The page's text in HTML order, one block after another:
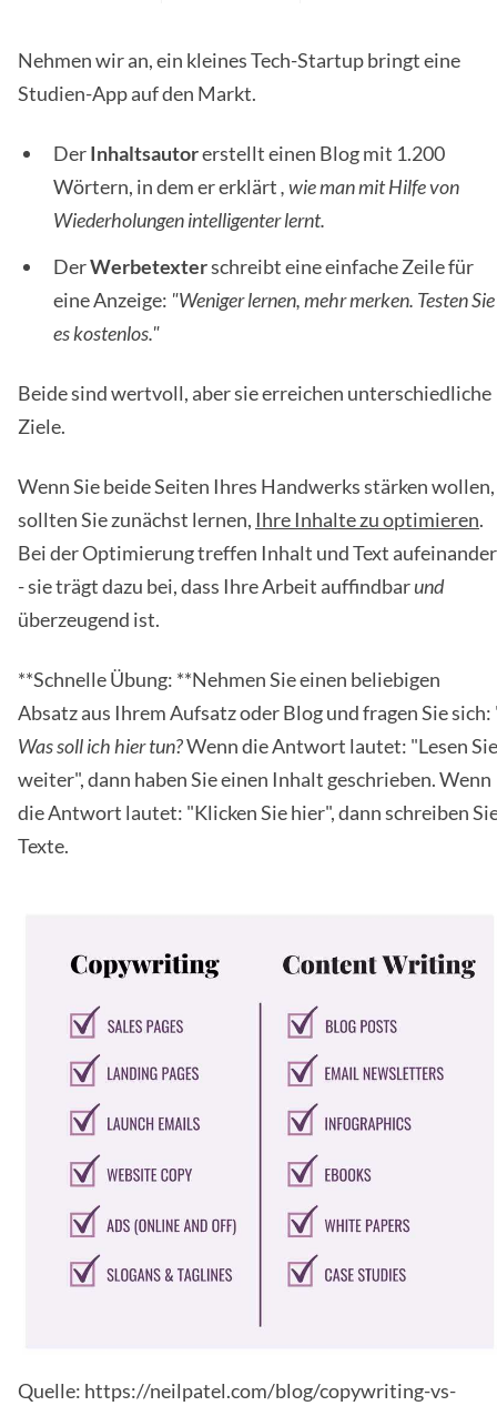
Nehmen wir an, ein kleines Tech-Startup bringt eine
Studien-App auf den Markt.
DerInhaltsautorerstellt einen Blog mit 1.200
Wörtern, in dem er erklärt, wie man mit Hilfe von
Wiederholungen intelligenter lernt.
DerWerbetexterschreibt eine einfache Zeile für
eine Anzeige: "Weniger lernen, mehr merken. Testen Sie
es kostenlos."
Beide sind wertvoll, aber sie erreichen unterschiedliche
Ziele.
Wenn Sie beide Seiten Ihres Handwerks stärken wollen,
sollten Sie zunächst lernen, Ihre Inhalte zu optimieren.
Bei der Optimierung treffen Inhalt und Text aufeinander
- sie trägt dazu bei, dass Ihre Arbeit auffindbarund
überzeugend ist.
**Schnelle Übung: **Nehmen Sie einen beliebigen
Absatz aus Ihrem Aufsatz oder Blog und fragen Sie sich:
Was soll ich hier tun?Wenn die Antwort lautet: "Lesen Sie
weiter", dann haben Sie einen Inhalt geschrieben. Wenn
die Antwort lautet: "Klicken Sie hier", dann schreiben
Texte.
Quelle: https://neilpatel.com/blog/copywriting-vs-